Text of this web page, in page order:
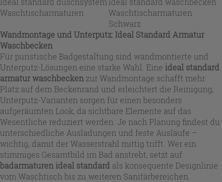
Waschtischarmaturen
Waschtischarmaturen
Schwarz
Wandmontage und Unterputz: Ideal Standard Armatur
Waschbecken
Für puristische Badgestaltung sind wandmontierte und
Unterputz-Lösungen eine starke Wahl. Eine ideal standard
armatur waschbecken zur Wandmontage schafft mehr
Platz auf dem Beckenrand und erleichtert die Reinigung;
Unterputz-Varianten sorgen für einen besonders
aufgeräumten Look, da sichtbare Elemente auf das
Wesentliche reduziert werden. Je nach Planung findest du
unterschiedliche Ausladungen und feste Ausläufe –
wichtig, damit der Wasserstrahl mittig trifft. Wer ein
stimmiges Gesamtbild im Bad anstrebt, setzt auf
badarmaturen ideal standard als konsequente Designlinie
vom Waschtisch bis zu weiteren Sanitärbereichen.